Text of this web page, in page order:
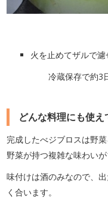
火を止めてザルで濾
冷蔵保存で約3日ほ
どんな料理にも使え
完成したべジブロスは野
野菜が持つ複雑な味わい
味付けは酒のみなので、
く合います。